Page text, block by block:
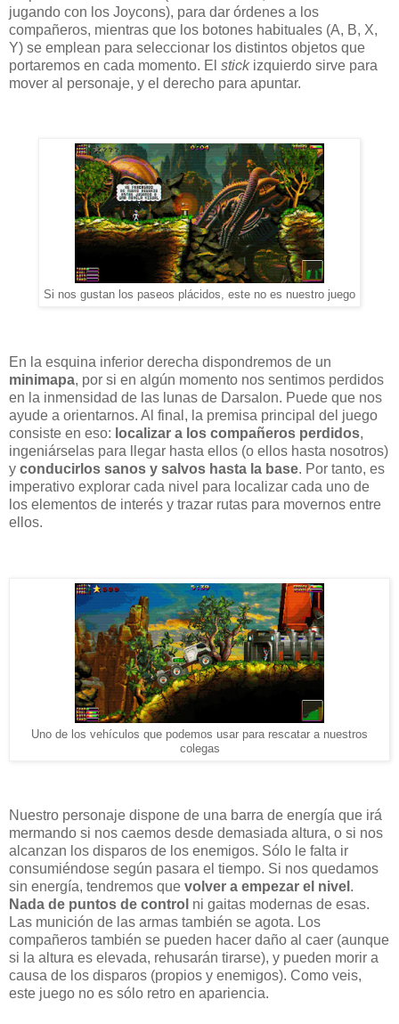
jugando con los Joycons), para dar órdenes a los
compañeros, mientras que los botones habituales (A, B, X,
Y) se emplean para seleccionar los distintos objetos que
portaremos en cada momento. El stickizquierdo sirve para
mover al personaje, y el derecho para apuntar.
Si nos gustan los paseos plácidos, este no es nuestro juego
En la esquina inferior derecha dispondremos de un
minimapa, por si en algún momento nos sentimos perdidos
en la inmensidad de las lunas de Darsalon. Puede que nos
ayude a orientarnos. Al final, la premisa principal del juego
consiste en eso: localizar a los compañeros perdidos,
ingeniárselas para llegar hasta ellos (o ellos hasta nosotros)
y conducirlos sanos y salvos hasta la base. Por tanto, es
imperativo explorar cada nivel para localizar cada uno de
los elementos de interés y trazar rutas para movernos entre
ellos.
Uno de los vehículos que podemos usar para rescatar a nuestros
colegas
Nuestro personaje dispone de una barra de energía que irá
mermando si nos caemos desde demasiada altura, o si nos
alcanzan los disparos de los enemigos. Sólo le falta ir
consumiéndose según pasara el tiempo. Si nos quedamos
sin energía, tendremos que volver a empezar el nivel .
Nada de puntos de control ni gaitas modernas de esas.
Las munición de las armas también se agota. Los
compañeros también se pueden hacer daño al caer (aunque
si la altura es elevada, rehusarán tirarse), y pueden morir a
causa de los disparos (propios y enemigos). Como veis,
este juego no es sólo retro en apariencia.